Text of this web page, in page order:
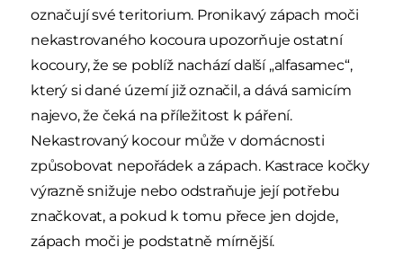
označují své teritorium. Pronikavý zápach moči
nekastrovaného kocoura upozorňuje ostatní
kocoury, že se poblíž nachází další „alfasamec“,
který si dané území již označil, a dává samicím
najevo, že čeká na příležitost k páření.
Nekastrovaný kocour může v domácnosti
způsobovat nepořádek a zápach. Kastrace kočky
výrazně snižuje nebo odstraňuje její potřebu
značkovat, a pokud k tomu přece jen dojde,
zápach moči je podstatně mírnější.